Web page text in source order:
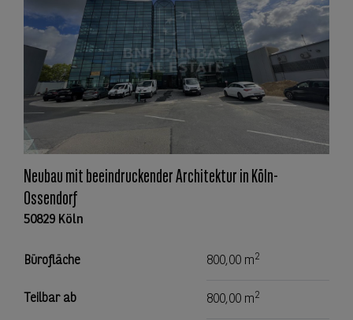
Neubau mit beeindruckender Architektur in Köln-
Ossendorf
50829 Köln
Bürofläche 800,00 m2
Teilbar ab 800,00 m2